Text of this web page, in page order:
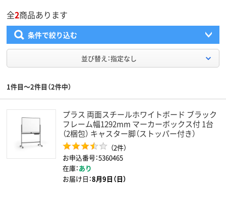
全2商品あります
条件で絞り込む
並び替え：指定なし
1件目～2件目（2件中）
プラス 両面スチールホワイトボード ブラック
フレーム幅1292mm マーカーボックス付 1台
（2梱包） キャスター脚（ストッパー付き）
（2件）
お申込番号：5360465
在庫：あり
お届け日：8月9日（日）